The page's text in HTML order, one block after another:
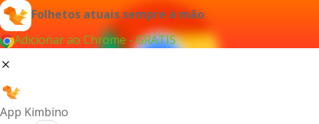
Folhetos atuais sempre à mão
Adicionar ao Chrome - GRÁTIS
App Kimbino